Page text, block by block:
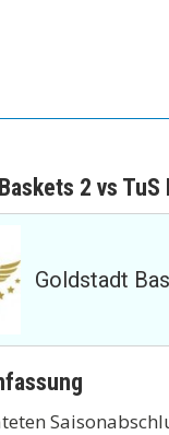
2 vs TuS
Goldstadt